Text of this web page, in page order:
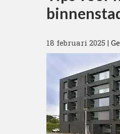
18 februari 2025 |